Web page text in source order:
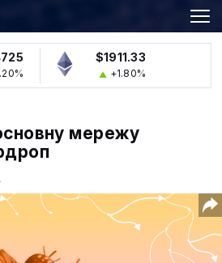
$1911.33
+1.80%
мережу